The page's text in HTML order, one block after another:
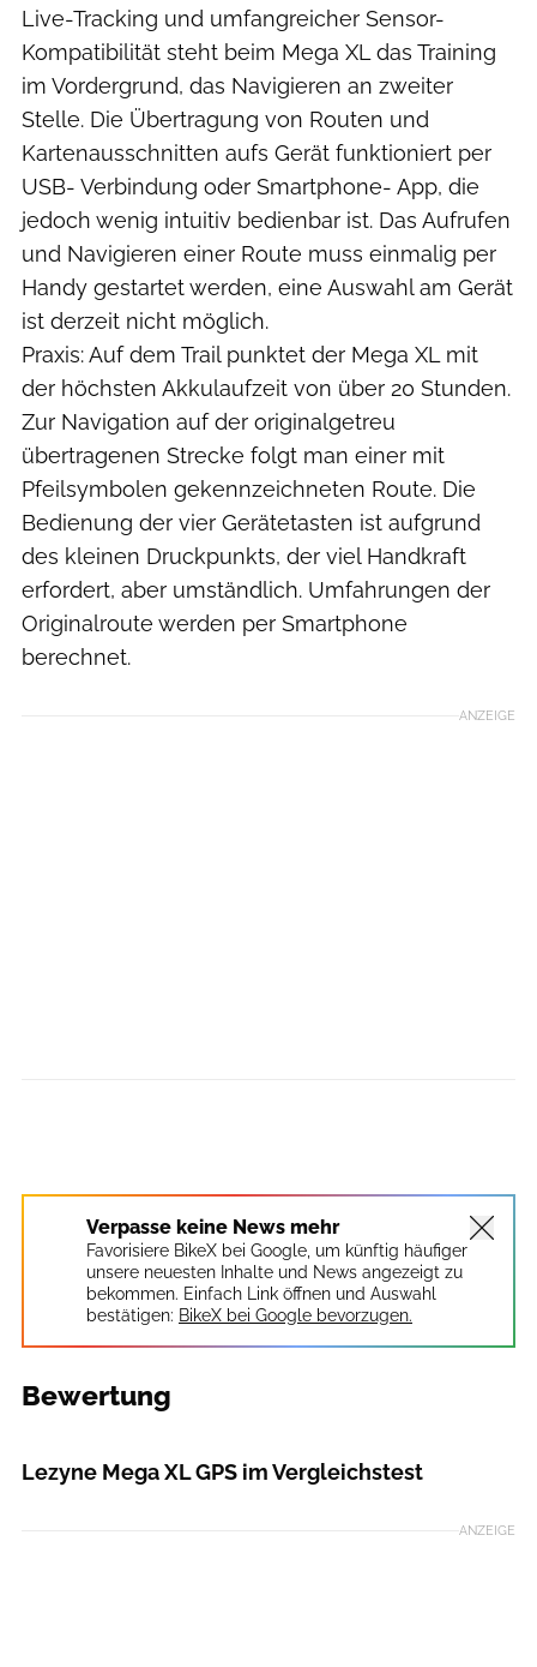
Live-Tracking und umfangreicher Sensor-
Kompatibilität steht beim Mega XL das Training
im Vordergrund, das Navigieren an zweiter
Stelle. Die Übertragung von Routen und
Kartenausschnitten aufs Gerät funktioniert per
USB- Verbindung oder Smartphone- App, die
jedoch wenig intuitiv bedienbar ist. Das Aufrufen
und Navigieren einer Route muss einmalig per
Handy gestartet werden, eine Auswahl am Gerät
ist derzeit nicht möglich.
Praxis: Auf dem Trail punktet der Mega XL mit
der höchsten Akkulaufzeit von über 20 Stunden.
Zur Navigation auf der originalgetreu
übertragenen Strecke folgt man einer mit
Pfeilsymbolen gekennzeichneten Route. Die
Bedienung der vier Gerätetasten ist aufgrund
des kleinen Druckpunkts, der viel Handkraft
erfordert, aber umständlich. Umfahrungen der
Originalroute werden per Smartphone
berechnet.
ANZEIGE
Verpasse keine News mehr
Favorisiere BikeX bei Google, um künftig häufiger
unsere neuesten Inhalte und News angezeigt zu
bekommen. Einfach Link öffnen und Auswahl
bestätigen: BikeX bei Google bevorzugen.
Bewertung
Lezyne Mega XL GPS im Vergleichstest
ANZEIGE